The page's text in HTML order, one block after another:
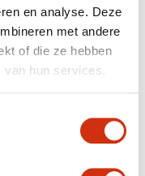
en analyse. Deze
met andere
of die ze hebben
van hun services.
2. September 2024